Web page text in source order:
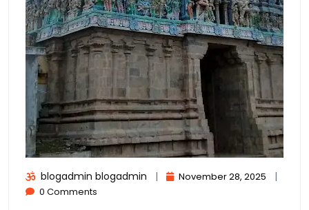
blogadmin blogadmin | November 28, 2025 |
0 Comments